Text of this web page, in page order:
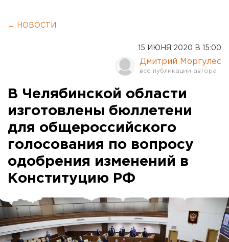
← НОВОСТИ
15 ИЮНЯ 2020 В 15:00
Дмитрий Моргулес
В Челябинской области
изготовлены бюллетени
для общероссийского
голосования по вопросу
одобрения изменений в
Конституцию РФ